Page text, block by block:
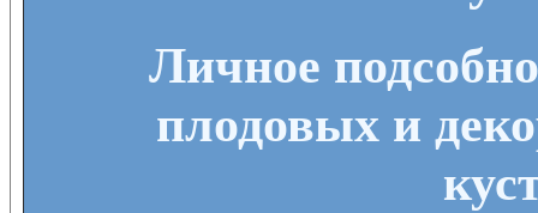
Личное
плодовых и